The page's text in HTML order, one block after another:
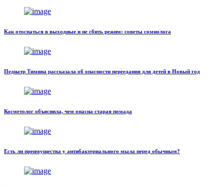
Как отоспаться в выходные и не сбить режим: советы сомнолога
Педиатр Тимина рассказала об опасности переедания для детей в Новый год
Косметолог объяснила, чем опасна старая помада
Есть ли преимущества у антибактериального мыла перед обычным?